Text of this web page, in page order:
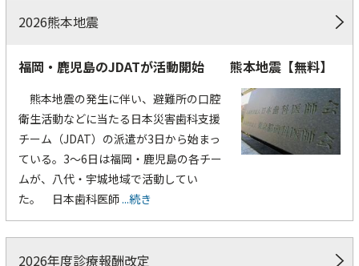
2026熊本地震
福岡・鹿児島のJDATが活動開始 熊本地震【無料】
熊本地震の発生に伴い、避難所の口腔
衛生活動などに当たる日本災害歯科支援
チーム（JDAT）の派遣が3日から始まっ
ている。3～6日は福岡・鹿児島の各チー
ムが、八代・宇城地域で活動してい
た。 日本歯科医師...続き
2026年度診療報酬改定